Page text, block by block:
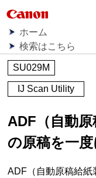
ホーム
検索はこちら
SU029M
IJ Scan Utility
ADF（自動原
の原稿を一
ADF（自動原稿給紙